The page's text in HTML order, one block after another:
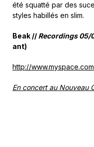
été squatté par des
styles habillés en slim.
Beak // Recordings 05/
ant)
http://
En concert au Nouveau